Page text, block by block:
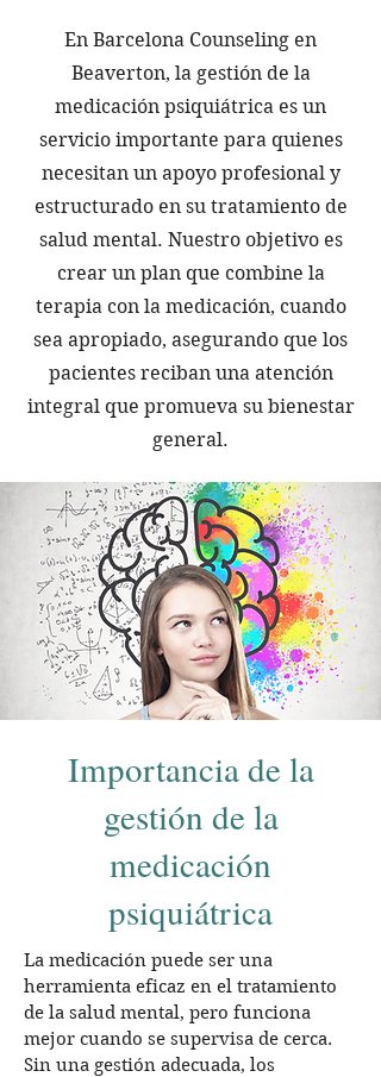
En Barcelona Counseling en
Beaverton, la gestión de la
medicación psiquiátrica es un
servicio importante para quienes
necesitan un apoyo profesional y
estructurado en su tratamiento de
salud mental. Nuestro objetivo es
crear un plan que combine la
terapia con la medicación, cuando
sea apropiado, asegurando que los
pacientes reciban una atención
integral que promueva su bienestar
general.
Importancia de la
gestión de la
medicación
psiquiátrica
La medicación puede ser una
herramienta eficaz en el tratamiento
de la salud mental, pero funciona
mejor cuando se supervisa de cerca.
Sin una gestión adecuada, los